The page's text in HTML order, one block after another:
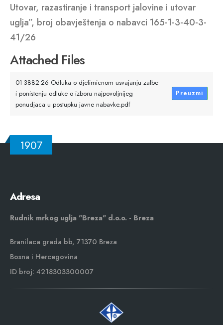
Utovar, razastiranje i transport jalovine i utovar
uglja”, broj obavještenja o nabavci 165-1-3-40-3-
41/26
Attached Files
01-3882-26 Odluka o djelimicnom usvajanju zalbe
i ponistenju odluke o izboru najpovoljnijeg
ponudjaca u postupku javne nabavke.pdf
Preuzmi
1907
Adresa
Rudnik mrkog uglja "Breza" d.o.o. - Breza
Branilaca grada bb, 71370 Breza
Bosna i Hercegovina
ID broj: 4218303300007